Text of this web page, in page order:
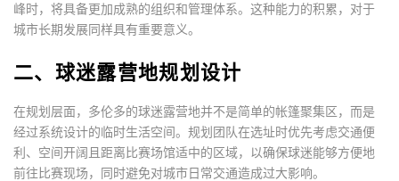
峰时，将具备更加成熟的组织和管理体系。这种能力的积累，对于
城市长期发展同样具有重要意义。
二、球迷露营地规划设计
在规划层面，多伦多的球迷露营地并不是简单的帐篷聚集区，而是
经过系统设计的临时生活空间。规划团队在选址时优先考虑交通便
利、空间开阔且距离比赛场馆适中的区域，以确保球迷能够方便地
前往比赛现场，同时避免对城市日常交通造成过大影响。